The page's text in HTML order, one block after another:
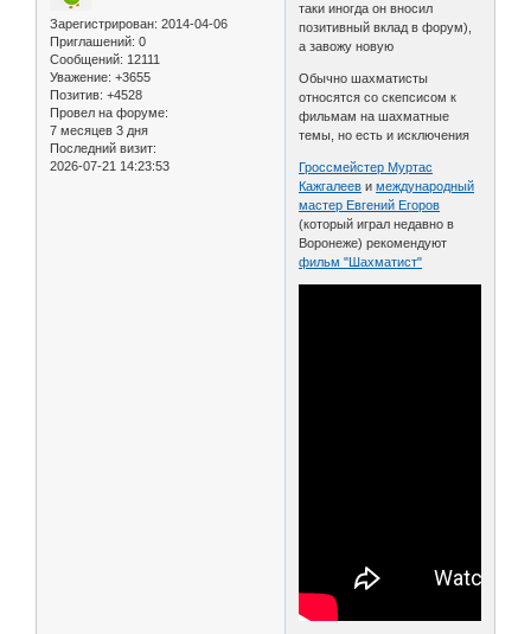
Зарегистрирован: 2014-04-06
Приглашений: 0
Сообщений: 12111
Уважение: +3655
Позитив: +4528
Провел на форуме:
7 месяцев 3 дня
Последний визит:
2026-07-21 14:23:53
таки иногда он вносил
позитивный вклад в форум),
а завожу новую
Обычно шахматисты
относятся со скепсисом к
фильмам на шахматные
темы, но есть и исключения
Гроссмейстер Муртас
Кажгалеев имеждународный
мастер Евгений Егоров
(который играл недавно в
Воронеже) рекомендуют
фильм "Шахматист"